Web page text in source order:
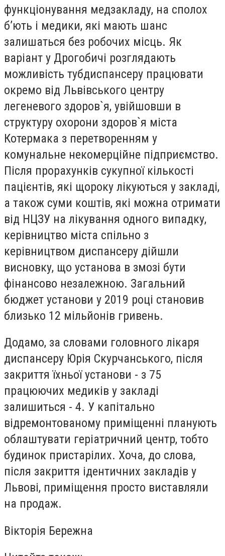
функціонування медзакладу, на сполох
б’ють і медики, які мають шанс
залишаться без робочих місць. Як
варіант у Дрогобичі розглядають
можливість тубдиспансеру працювати
окремо від Львівського центру
легеневого здоров`я, увійшовши в
структуру охорони здоров`я міста
Котермака з перетворенням у
комунальне некомерційне підприємство.
Після прорахунків сукупної кількості
пацієнтів, які щороку лікуються у закладі,
а також суми коштів, які можна отримати
від НЦЗУ на лікування одного випадку,
керівництво міста спільно з
керівництвом диспансеру дійшли
висновку, що установа в змозі бути
фінансово незалежною. Загальний
бюджет установи у 2019 році становив
близько 12 мільйонів гривень.
Додамо, за словами головного лікаря
диспансеру Юрія Скурчанського, після
закриття їхньої установи - з 75
працюючих медиків у закладі
залишиться - 4. У капітально
відремонтованому приміщенні планують
облаштувати геріатричний центр, тобто
будинок пристарілих. Хоча, до слова,
після закриття ідентичних закладів у
Львові, приміщення просто виставляли
на продаж.
Вікторія Бережна